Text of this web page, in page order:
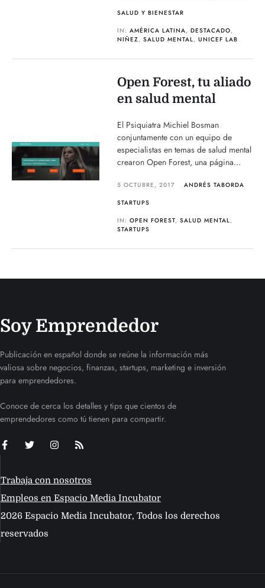
SALUD Y BIENESTAR
IN:AMÉRICA LATINA,DESTACADO,
NIÑEZ,SALUD MENTAL,UNICEF LAB
Open Forest, tu aliado
en salud mental
El Psiquiatra Michiel Bosman
conjuntamente con un equipo de
especialistas en temas de salud mental
crearon Open Forest, una página...
5 OCTUBRE, 2017
ANDRÉS TABORDA
STARTUPS
IN:OPEN FOREST,SALUD MENTAL,
STARTUPS
Soy Emprendedor
Publicación en español donde se reúne la información más
valiosa sobre negocios, finanzas, startups, marketing e inversión
para emprendedores.
Conoce de cerca los detalles y tips que cientos de
emprendedores como tú tienen para compartir.
Trabaja con nosotros
Empleos en Espacio Media Incubator
2026 Espacio Media Incubator, Todos los derechos
reservados